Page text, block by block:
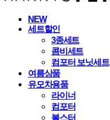
NEW
세트할인
3종세트
콤비세트
컴포터 보닛세트
여름상품
유모차용품
라이너
컴포터
볼스터